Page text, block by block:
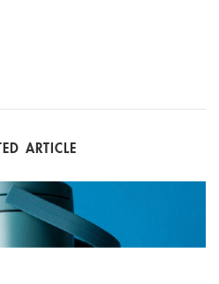
ARTICLE